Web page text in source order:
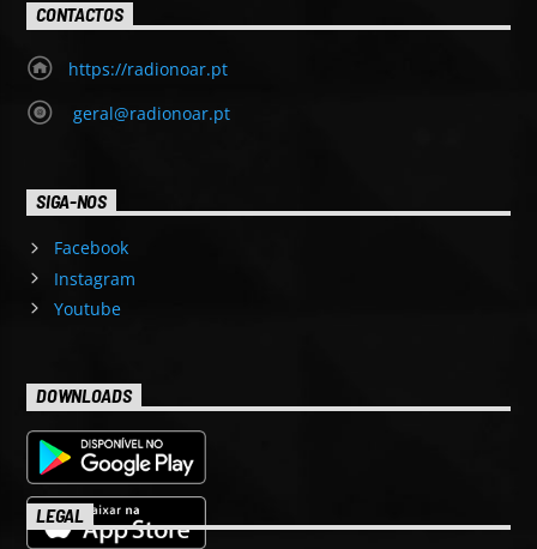
CONTACTOS
https://radionoar.pt
geral@radionoar.pt
SIGA-NOS
Facebook
Instagram
Youtube
DOWNLOADS
LEGAL